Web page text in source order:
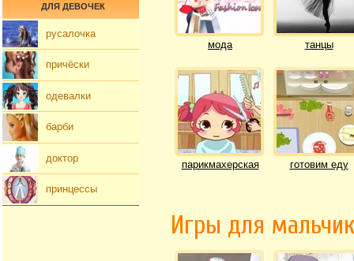
мода танцы
парикмахерская готовим еду
Игры для
ДЛЯ ДЕВОЧЕК
русалочка
причёски
одевалки
барби
доктор
принцессы